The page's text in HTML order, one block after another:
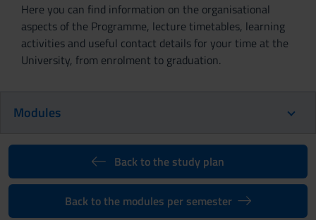
Here you can find information on the organisational
aspects of the Programme, lecture timetables, learning
activities and useful contact details for your time at the
University, from enrolment to graduation.
Modules
Back to the study plan
Back to the modules per semester